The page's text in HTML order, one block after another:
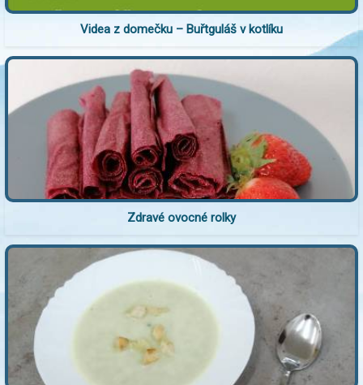
Videa z domečku – Buřtguláš v kotlíku
Zdravé ovocné rolky